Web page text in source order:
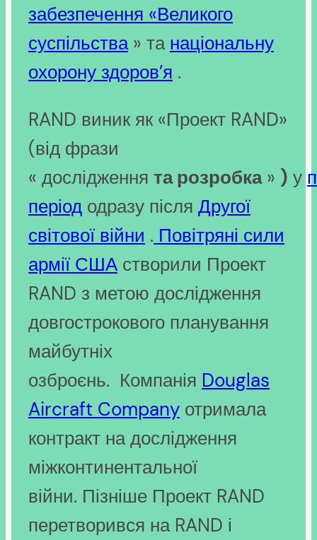
забезпечення «Великого
суспільства» та національну
охорону здоров’я .
RAND виник як «Проект RAND»
(від фрази
« дослідження тарозробка» ) у
період одразу після Другої
світової війни . Повітряні сили
армії СШАстворили Проект
RAND з метою дослідження
довгострокового планування
майбутніх
озброєнь. Компанія Douglas
Aircraft Company отримала
контракт на дослідження
міжконтинентальної
війни. Пізніше Проект RAND
перетворився на RAND і